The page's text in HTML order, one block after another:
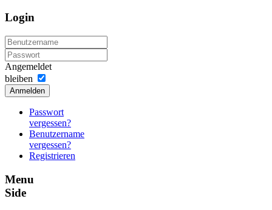
Login
Angemeldet
bleiben
Anmelden
Passwort
vergessen?
Benutzername
vergessen?
Registrieren
Menu
Side